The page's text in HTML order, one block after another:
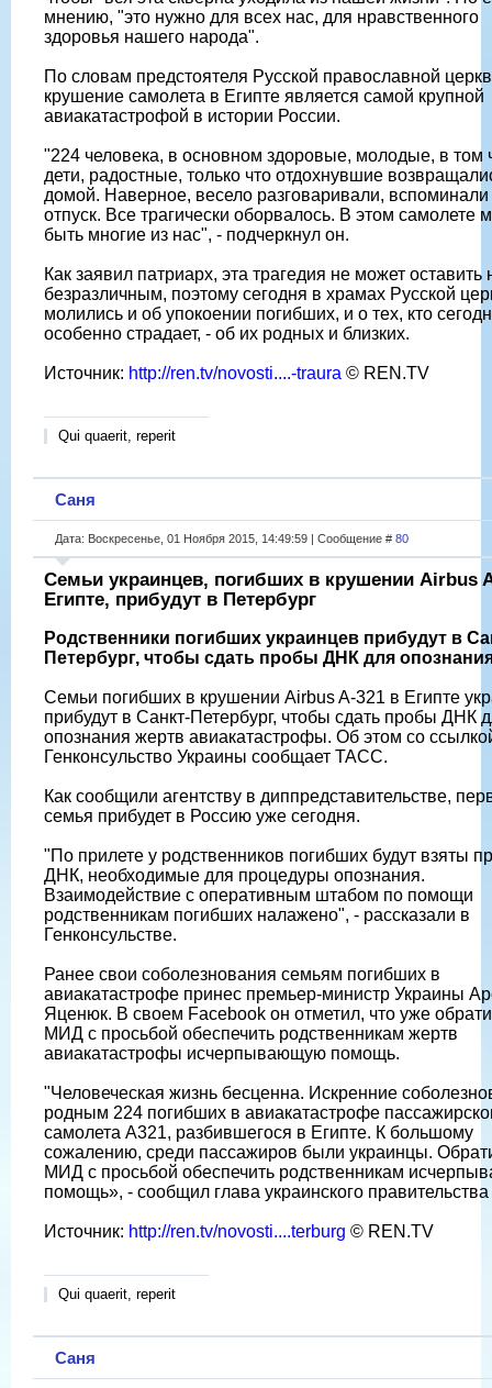
мнению, "это нужно для всех нас, для нравственного
здоровья нашего народа".
По словам предстоятеля Русской православной
крушение самолета в Египте является самой крупной
авиакатастрофой в истории России.
"224 человека, в основном здоровые, молодые, в том
дети, радостные, только что отдохнувшие
домой. Наверное, весело разговаривали, вспоминали
отпуск. Все трагически оборвалось. В этом самолете
быть многие из нас", - подчеркнул он.
Как заявил патриарх, эта трагедия не может оставить
безразличным, поэтому сегодня в храмах Русской
молились и об упокоении погибших, и о тех, кто
особенно страдает, - об их родных и близких.
Источник: http://ren.tv/novosti....-traura © REN.TV
Qui quaerit, reperit
Саня
Дата: Воскресенье, 01 Ноября 2015, 14:49:59 | Сообщение # 80
Семьи украинцев, погибших в крушении Airbus
Египте, прибудут в Петербург
Родственники погибших украинцев прибудут в
Петербург, чтобы сдать пробы ДНК для
Семьи погибших в крушении Airbus A-321 в Египте
прибудут в Санкт-Петербург, чтобы сдать пробы ДНК
опознания жертв авиакатастрофы. Об этом со
Генконсульство Украины сообщает ТАСС.
Как сообщили агентству в диппредставительстве,
семья прибудет в Россию уже сегодня.
"По прилете у родственников погибших будут взяты
ДНК, необходимые для процедуры опознания.
Взаимодействие с оперативным штабом по помощи
родственникам погибших налажено", - рассказали в
Генконсульстве.
Ранее свои соболезнования семьям погибших в
авиакатастрофе принес премьер-министр Украины
Яценюк. В своем Facebook он отметил, что уже
МИД с просьбой обеспечить родственникам жертв
авиакатастрофы исчерпывающую помощь.
"Человеческая жизнь бесценна. Искренние
родным 224 погибших в авиакатастрофе
самолета А321, разбившегося в Египте. К большому
сожалению, среди пассажиров были украинцы.
МИД с просьбой обеспечить родственникам
помощь», - сообщил глава украинского правительства
Источник: http://ren.tv/novosti....terburg © REN.TV
Qui quaerit, reperit
Саня